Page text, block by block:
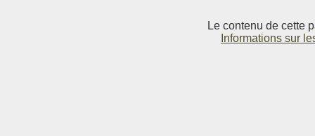
Le contenu de cette
Informations sur